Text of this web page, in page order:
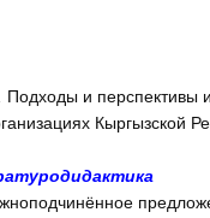
Подходы и перспективы